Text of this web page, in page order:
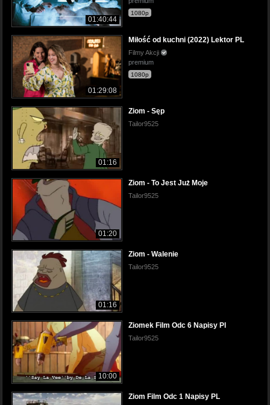
01:40:44
1080p
01:29:08
Miłość od kuchni (2022) Lektor PL
Filmy Akcji
premium
1080p
01:16
Ziom - Sęp
Tailor9525
01:20
Ziom - To Jest Już Moje
Tailor9525
01:16
Ziom - Walenie
Tailor9525
10:00
Ziomek Film Odc 6 Napisy Pl
Tailor9525
Ziom Film Odc 1 Napisy PL